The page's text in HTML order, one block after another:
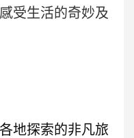
受生活的奇妙及
地探索的非凡旅